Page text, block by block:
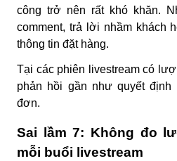
công trở nên rất khó khăn.
comment, trả lời nhầm khách
thông tin đặt hàng.
Tại các phiên livestream có
phản hồi gần như quyết
đơn.
Sai lầm 7: Không đo
mỗi buổi livestream